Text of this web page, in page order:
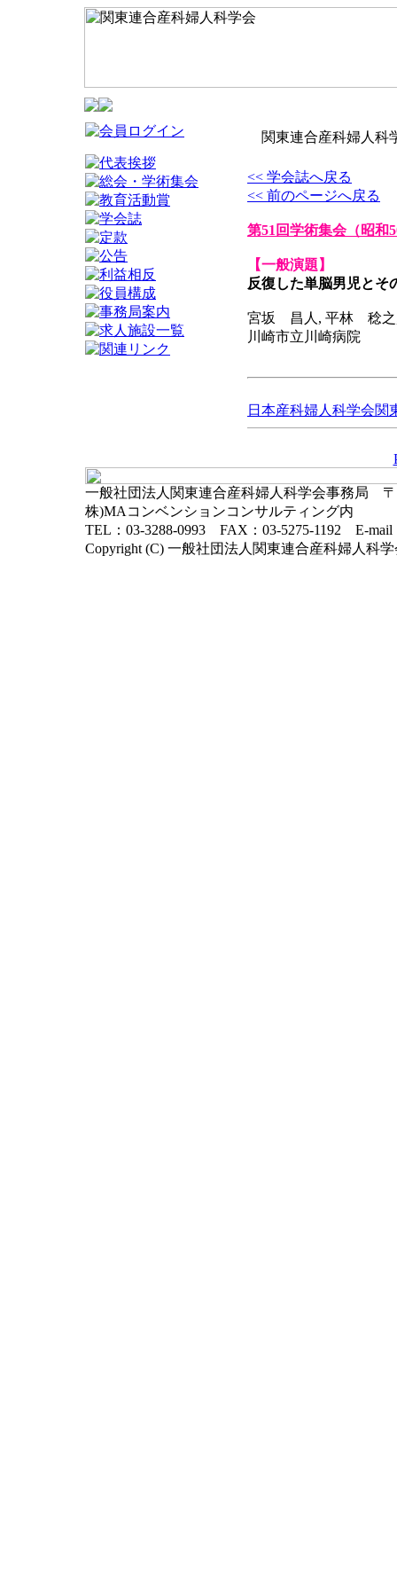
関東連合産科婦人科
<< 学会誌へ戻る
<< 前のページへ戻る
第51回学術集会（昭和
【一般演題】
反復した単脳男児とそ
宮坂 昌人, 平林 稔
川崎市立川崎病院
日本産科婦人科学会関
一般社団法人関東連合産科婦人科学会事務局 〒
株)MAコンベンションコンサルティング内
TEL：03-3288-0993 FAX：03-5275-1192 E-mail
Copyright (C) 一般社団法人関東連合産科婦人科